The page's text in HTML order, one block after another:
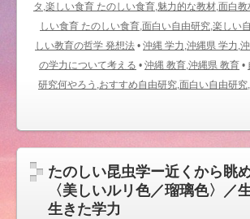
タ,楽しい食育 たのしい食育,魅力的な教材,面白
しい食育 たのしい食育,面白い自由研究,楽しい
しい教育の哲学 発想法 • 沖縄 学力,沖縄県 学力,
の学力について考える • 沖縄 教育,沖縄県 教育 •
研究何やろう,おすすめ自由研究,面白い自由研
たのしい昆虫学ー近くから眺
〈美しいルリ色／瑠璃色〉／
生きた学力